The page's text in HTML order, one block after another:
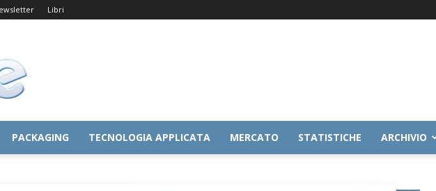
Libri
PACKAGING TECNOLOGIA APPLICATA MERCATO STATISTICHE ARCHIVIO